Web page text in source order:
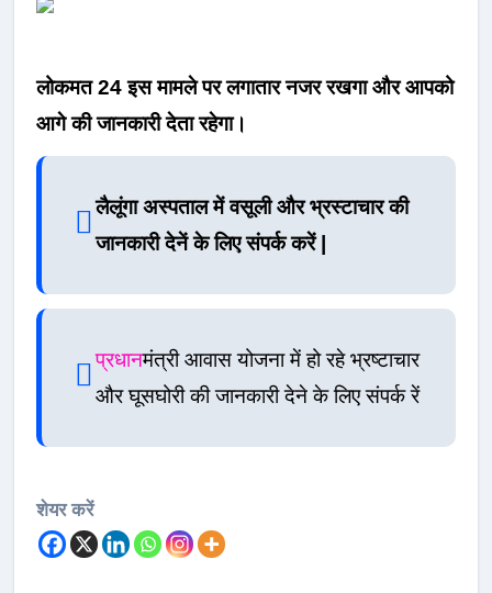
लोकमत 24 इस मामले पर लगातार नजर रखगा और आपको
आगे की जानकारी देता रहेगा।
लैलूंगा अस्पताल में वसूली और भ्रस्टाचार की
जानकारी देनें के लिए संपर्क करें |
प्रधानमंत्री आवास योजना में हो रहे भ्रष्टाचार
और घूसघोरी की जानकारी देने के लिए संपर्क रें
शेयर करें